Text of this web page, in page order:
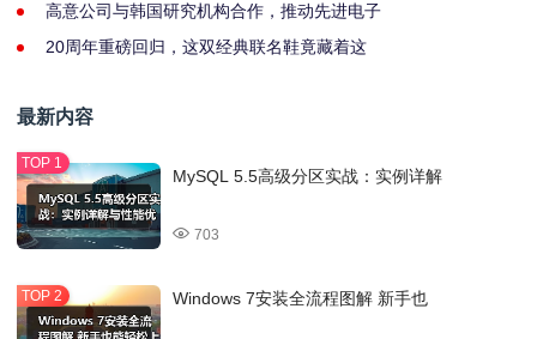
高意公司与韩国研究机构合作，推动先进电子
20周年重磅回归，这双经典联名鞋竟藏着这
最新内容
MySQL 5.5高级分区实战：实例详解
703
Windows 7安装全流程图解 新手也